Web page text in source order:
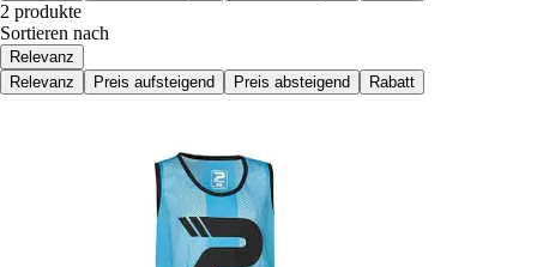
2 produkte
Sortieren nach
Relevanz
Relevanz
Preis aufsteigend Preis absteigend Rabatt